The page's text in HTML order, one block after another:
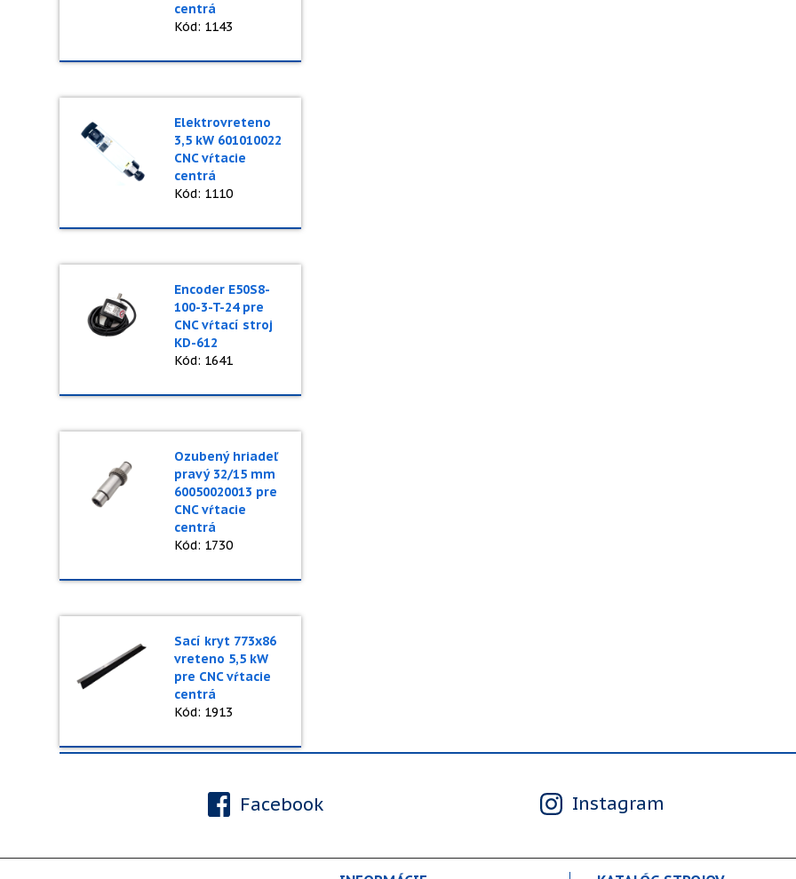
centrá
Kód: 1143
Elektrovreteno
3,5 kW 601010022
CNC vŕtacie
centrá
Kód: 1110
Encoder E50S8-
100-3-T-24 pre
CNC vŕtací stroj
KD-612
Kód: 1641
Ozubený hriadeľ
pravý 32/15 mm
60050020013 pre
CNC vŕtacie
centrá
Kód: 1730
Sací kryt 773x86
vreteno 5,5 kW
pre CNC vŕtacie
centrá
Kód: 1913
Facebook Instagram